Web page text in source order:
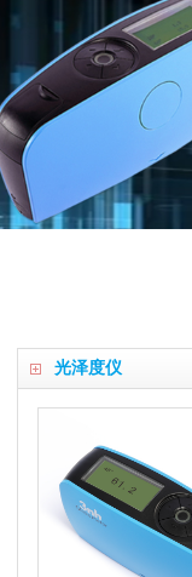
光泽度仪